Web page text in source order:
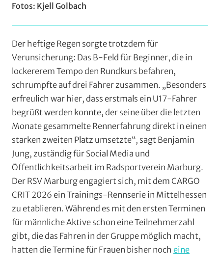
Fotos: Kjell Golbach
Der heftige Regen sorgte trotzdem für
Verunsicherung: Das B-Feld für Beginner, die in
lockererem Tempo den Rundkurs befahren,
schrumpfte auf drei Fahrer zusammen. „Besonders
erfreulich war hier, dass erstmals ein U17-Fahrer
begrüßt werden konnte, der seine über die letzten
Monate gesammelte Rennerfahrung direkt in einen
starken zweiten Platz umsetzte“, sagt Benjamin
Jung, zuständig für Social Media und
Öffentlichkeitsarbeit im Radsportverein Marburg.
Der RSV Marburg engagiert sich, mit dem CARGO
CRIT 2026 ein Trainings-Rennserie in Mittelhessen
zu etablieren. Während es mit den ersten Terminen
für männliche Aktive schon eine Teilnehmerzahl
gibt, die das Fahren in der Gruppe möglich macht,
hatten die Termine für Frauen bisher noch eine